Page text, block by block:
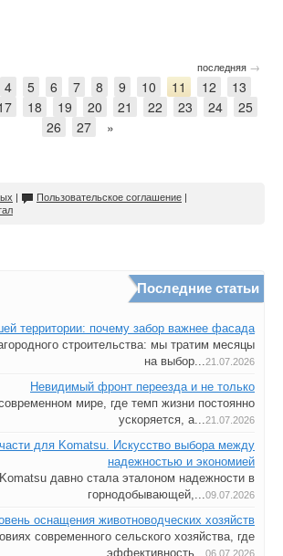
последняя →
4 5 6 7 8 9 10 11 12
13
18 19 20 21 22 23 24
25
26
27 »
| Пользовательское соглашение |
Последние статьи
территории: почему забор важнее фасада
строительства: мы тратим месяцы
на выбор...21.07.2026
Невидимый фронт переезда и не только
мире, где темп жизни постоянно
ускоряется, а...21.07.2026
для Komatsu. Искусство выбора между
надежностью и экономией
давно стала эталоном надежности в
горнодобывающей,...09.07.2026
оснащения животноводческих хозяйств
современного сельского хозяйства, где
эффективность...
06.07.2026